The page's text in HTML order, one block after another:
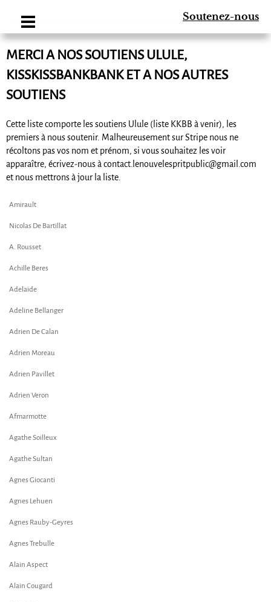
Soutenez-nous
MERCI A NOS SOUTIENS ULULE,
KISSKISSBANKBANK ET A NOS AUTRES
SOUTIENS
Cette liste comporte les soutiens Ulule (liste KKBB à venir), les
premiers à nous soutenir. Malheureusement sur Stripe nous ne
récoltons pas vos nom et prénom, si vous souhaitez les voir
apparaître, écrivez-nous à contact.lenouvelespritpublic@gmail.com
et nous mettrons à jour la liste.
Amirault
Nicolas De Bartillat
A. Rousset
Achille Beres
Adelaide
Adeline Bellanger
Adrien De Calan
Adrien Moreau
Adrien Pavillet
Adrien Veron
Afmarmotte
Agathe Soilleux
Agathe Sultan
Agnes Giocanti
Agnes Lehuen
Agnes Rauby-Geyres
Agnes Trebulle
Alain Aspect
Alain Cougard